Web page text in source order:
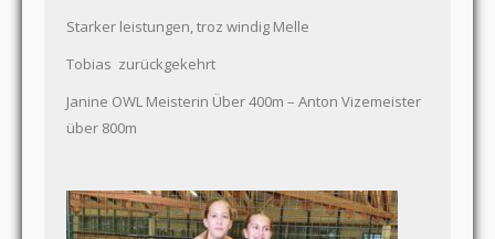
Starker leistungen, troz windig Melle
Tobias zurückgekehrt
Janine OWL Meisterin Über 400m – Anton Vizemeister
über 800m